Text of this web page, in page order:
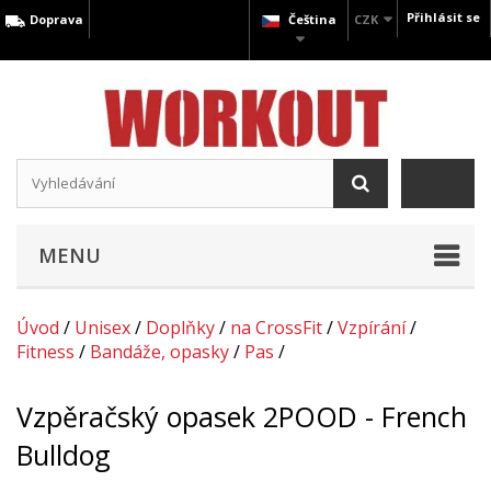
Přihlásit se
CZK
Čeština
Doprava
MENU
Úvod / Unisex/ Doplňky/ na CrossFit/Vzpírání/
Fitness / Bandáže, opasky/ Pas /
Vzpěračský opasek 2POOD - French
Bulldog